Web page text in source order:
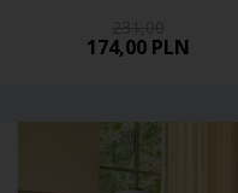
174,00 PLN